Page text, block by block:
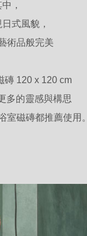
，
式風貌，
術品般完美
磚 120 x 120 cm
多的靈感與構思
磁磚都推薦使用。